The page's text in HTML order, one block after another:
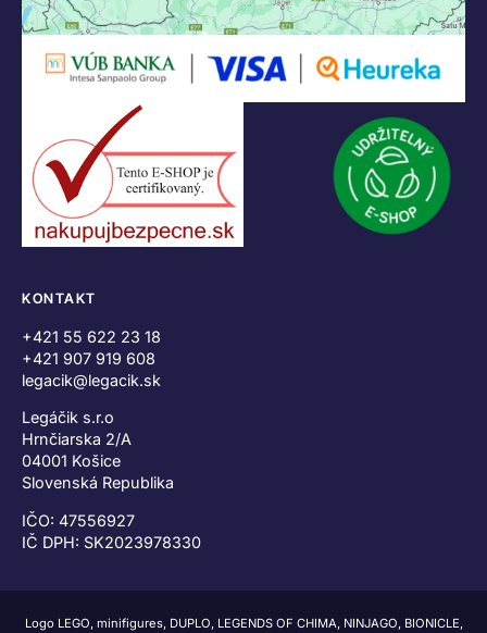
KONTAKT
+421 55 622 23 18
+421 907 919 608
legacik@legacik.sk
Legáčik s.r.o
Hrnčiarska 2/A
04001 Košice
Slovenská Republika
IČO: 47556927
IČ DPH: SK2023978330
Logo LEGO, minifigures, DUPLO, LEGENDS OF CHIMA, NINJAGO, BIONICLE,